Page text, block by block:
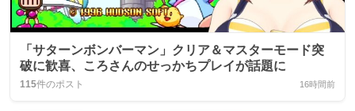
「サターンボンバーマン」クリア＆マスターモード突
破に歓喜、ころさんのせっかちプレイが話題に
115件のポスト 16時間前